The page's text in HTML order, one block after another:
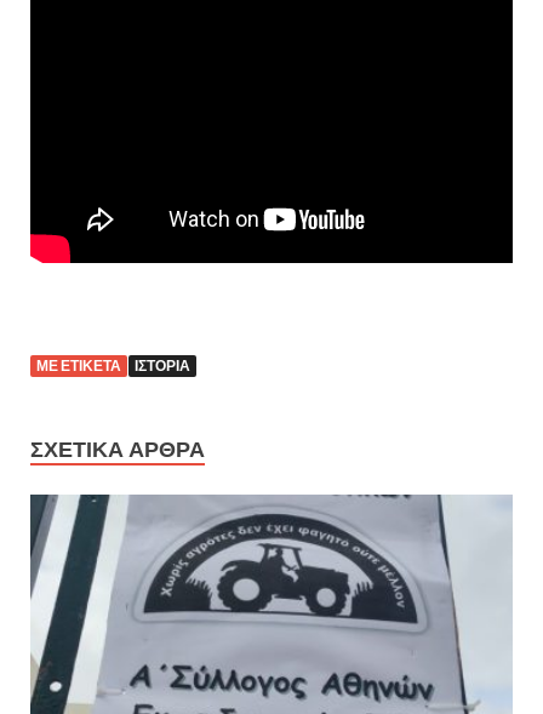
ΜΕ ΕΤΙΚΈΤΑ ΙΣΤΟΡΊΑ
ΣΧΕΤΙΚΆ ΆΡΘΡΑ